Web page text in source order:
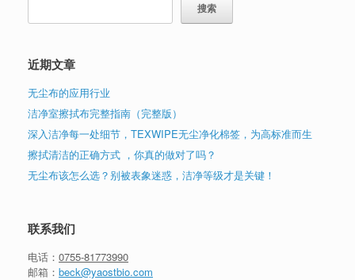
搜索
近期文章
无尘布的应用行业
洁净室擦拭布完整指南（完整版）
深入洁净每一处细节，TEXWIPE无尘净化棉签，为高标准而生
擦拭清洁的正确方式 ，你真的做对了吗？
无尘布该怎么选？别被表象迷惑，洁净等级才是关键！
联系我们
电话： 0755-81773990
邮箱： beck@yaostbio.com